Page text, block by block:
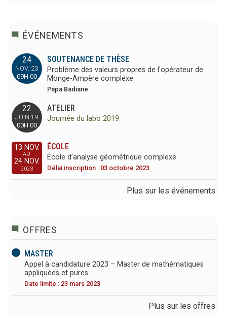
ÉVÉNEMENTS
24
NOV. 23
09H 00
SOUTENANCE DE THÈSE
Problème des valeurs propres de l'opérateur de
Monge-Ampère complexe
Papa Badiane
22
JUIN 19
00H 00
ATELIER
Journée du labo 2019
13 NOV.
AU
24 NOV.
2023
ÉCOLE
École d’analyse géométrique complexe
Délai inscription : 03 octobre 2023
Plus sur les événements
OFFRES
MASTER
Appel à candidature 2023 – Master de mathématiques
appliquées et pures
Date limite : 23 mars 2023
Plus sur les offres